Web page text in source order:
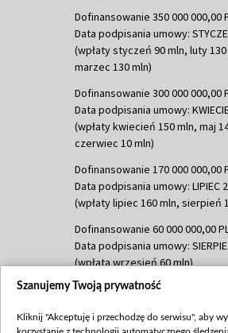
Dofinansowanie 350 000 000,00
Data podpisania umowy:
(wpłaty styczeń 90 mln, luty 130
marzec 130 mln)
Dofinansowanie 300 000 000,00
Data podpisania umowy:
(wpłaty kwiecień 150 mln, maj
czerwiec 10 mln)
Dofinansowanie 170 000 000,00
Data podpisania umowy: LIPIEC
(wpłaty lipiec 160 mln, sierpień
Dofinansowanie 60 000 000,00
Data podpisania umowy:
(wpłata wrzesień 60 mln)
Dofinansowanie 635 783 051,21
(wpłata wrzesień 100 mln,
Szanujemy Twoją prywatność
Kliknij "Akceptuję i przechodzę do serwisu", aby